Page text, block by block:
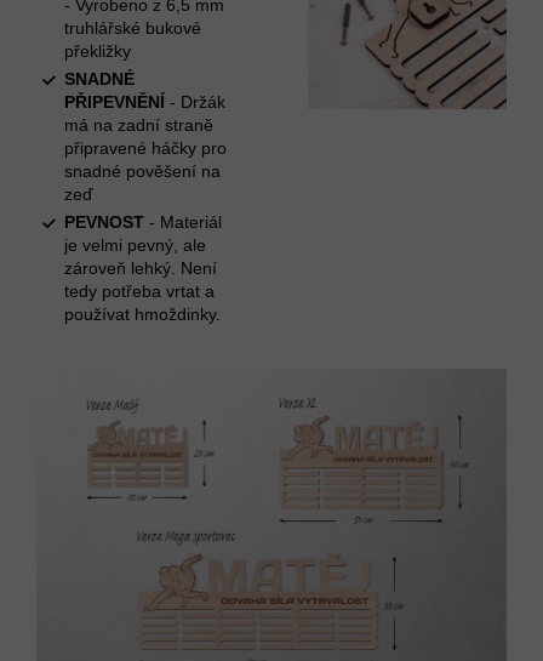
- Vyrobeno z 6,5 mm
truhlářské bukové
překližky
SNADNÉ
PŘIPEVNĚNÍ - Držák
má na zadní straně
připravené háčky pro
snadné pověšení na
zeď
PEVNOST - Materiál
je velmi pevný, ale
zároveň lehký. Není
tedy potřeba vrtat a
používat hmoždinky.